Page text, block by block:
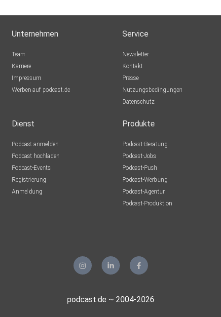
Unternehmen
Team
Karriere
Impressum
Werben auf podcast.de
Service
Newsletter
Kontakt
Presse
Nutzungsbedingungen
Datenschutz
Dienst
Podcast anmelden
Podcast hochladen
Podcast-Events
Registrierung
Anmeldung
Produkte
Podcast-Beratung
Podcast-Jobs
Podcast-Push
Podcast-Werbung
Podcast-Agentur
Podcast-Produktion
podcast.de ~ 2004-2026